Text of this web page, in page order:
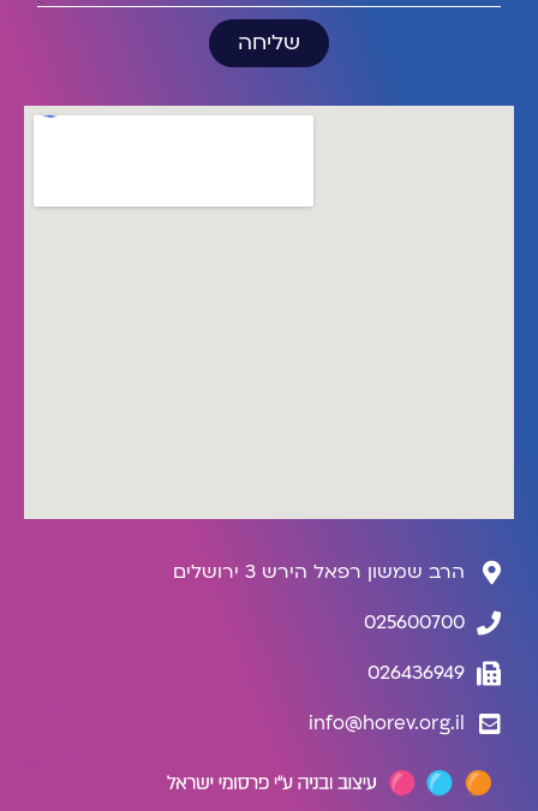
שליחה
הרב שמשון רפאל הירש 3 ירושלים
025600700
026436949
info@horev.org.il